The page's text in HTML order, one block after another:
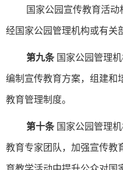
国家公园宣传教育活
经国家公园管理机构或有关
第九条国家公园管理机
编制宣传教育方案，组建和
教育管理制度。
第十条国家公园管理
教育专家团队，加强宣传教